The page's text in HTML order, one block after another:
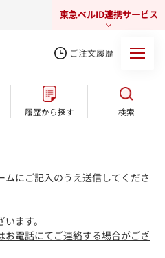
東急ベルID連携サービス
インショップ
ご注文履歴
履歴から探す 検索
にご記入のうえ送信してくださ
ます。
電話にてご連絡する場合がござ